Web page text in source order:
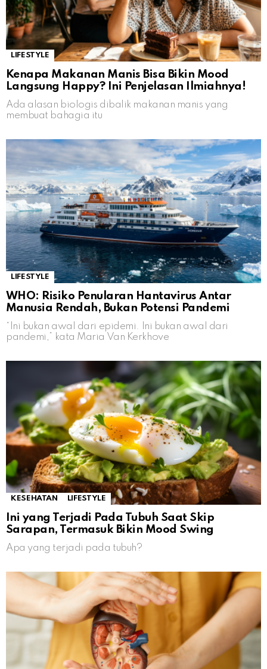
LIFESTYLE
Kenapa Makanan Manis Bisa Bikin Mood
Langsung Happy? Ini Penjelasan Ilmiahnya!
Ada alasan biologis dibalik makanan manis yang
membuat bahagia itu
LIFESTYLE
WHO: Risiko Penularan Hantavirus Antar
Manusia Rendah, Bukan Potensi Pandemi
“Ini bukan awal dari epidemi. Ini bukan awal dari
pandemi,” kata Maria Van Kerkhove
KESEHATAN LIFESTYLE
Ini yang Terjadi Pada Tubuh Saat Skip
Sarapan, Termasuk Bikin Mood Swing
Apa yang terjadi pada tubuh?